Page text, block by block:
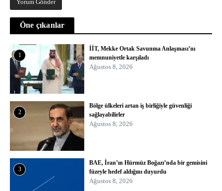
Öne çıkanlar
1
İİT, Mekke Ortak Savunma Anlaşması’nı
memnuniyetle karşıladı
Ağustos 8, 2026
2
Bölge ülkeleri artan iş birliğiyle güvenliği
sağlayabilirler
Ağustos 8, 2026
3
BAE, İran’ın Hürmüz Boğazı’nda bir gemisini
füzeyle hedef aldığını duyurdu
Ağustos 8, 2026